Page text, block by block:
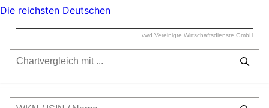
vwd Vereinigte Wirtschaftsdienste GmbH
Die reichsten Deutschen